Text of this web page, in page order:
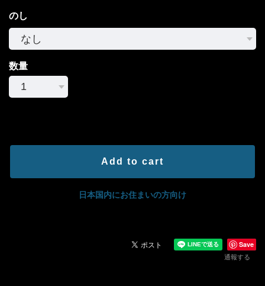
のし
数量
Add to cart
日本国内にお住まいの方向け
Save
通報する